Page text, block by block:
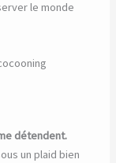
le monde
détendent.
un plaid bien